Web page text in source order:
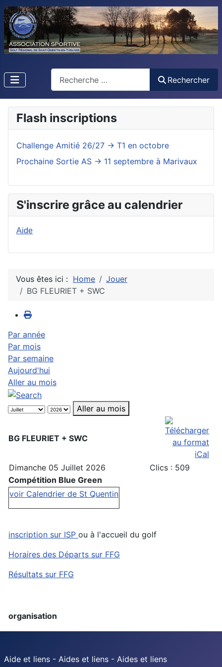
Rechercher
Flash inscriptions
Challenge Amitié 26/27 -> T1 en octobre
Prochaine Sortie AS -> 11 septembre à Marivaux
S'inscrire grâce au calendrier
Aide
Vous êtes ici : Home
Jouer
BG FLEURIET + SWC
Par année
Par mois
Par semaine
Aujourd'hui
Aller au mois
Aller au mois
BG FLEURIET + SWC
Dimanche 05 Juillet 2026 Clics : 509
Compétition Blue Green
voir Calendrier de St Quentin
inscription sur ISP ou à l'accueil du golf
Horaires des Départs sur FFG
Résultats sur FFG
organisation
Aide et liens - Aides et liens - Aides et liens